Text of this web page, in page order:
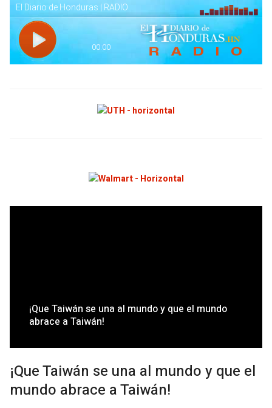
¡Que Taiwán se una al mundo y que el mundo
abrace a Taiwán!
¡Que Taiwán se una al mundo y que el
mundo abrace a Taiwán!